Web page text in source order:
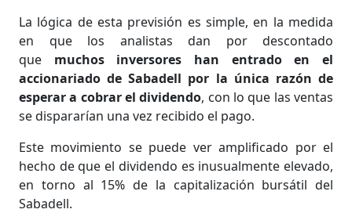
La lógica de esta previsión es simple, en la medida
en que los analistas dan por descontado
que muchos inversores han entrado en el
accionariado de Sabadell por la única razón de
esperar a cobrar el dividendo, con lo que las ventas
se dispararían una vez recibido el pago.
Este movimiento se puede ver amplificado por el
hecho de que el dividendo es inusualmente elevado,
en torno al 15% de la capitalización bursátil del
Sabadell.